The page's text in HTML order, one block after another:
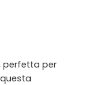
perfetta per